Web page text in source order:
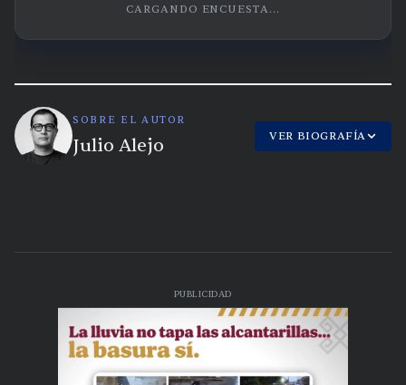
CARGANDO ENCUESTA...
SOBRE EL AUTOR
Julio Alejo VER BIOGRAFÍA
PUBLICIDAD